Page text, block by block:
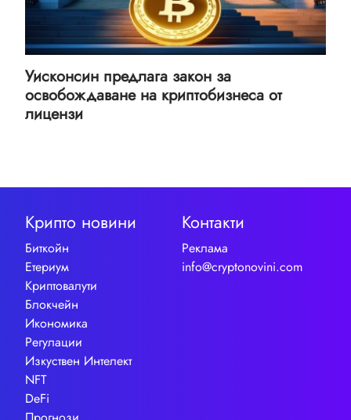
Уисконсин предлага закон за
освобождаване на криптобизнеса от
лицензи
Крипто новини
Биткойн
Етериум
Криптовалути
Блокчейн
Икономика
Регулации
Изкуствен Интелект
NFT
DeFi
Контакти
Реклама
info@cryptonovini.com